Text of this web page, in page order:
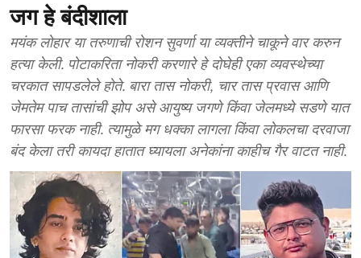
जग हे बंदीशाला
मयंक लोहार या तरुणाची रोशन सुवर्णा या व्यक्तीने चाकूने वार करुन
हत्या केली. पोटाकरिता नोकरी करणारे हे दोघेही एका व्यवस्थेच्या
चरकात सापडलेले होते. बारा तास नोकरी, चार तास प्रवास आणि
जेमतेम पाच तासांची झोप असे आयुष्य जगणे किंवा जेलमध्ये सडणे यात
फारसा फरक नाही. त्यामुळे मग धक्का लागला किंवा लोकलचा दरवाजा
बंद केला तरी कायदा हातात घ्यायला अनेकांना काहीच गैर वाटत नाही.